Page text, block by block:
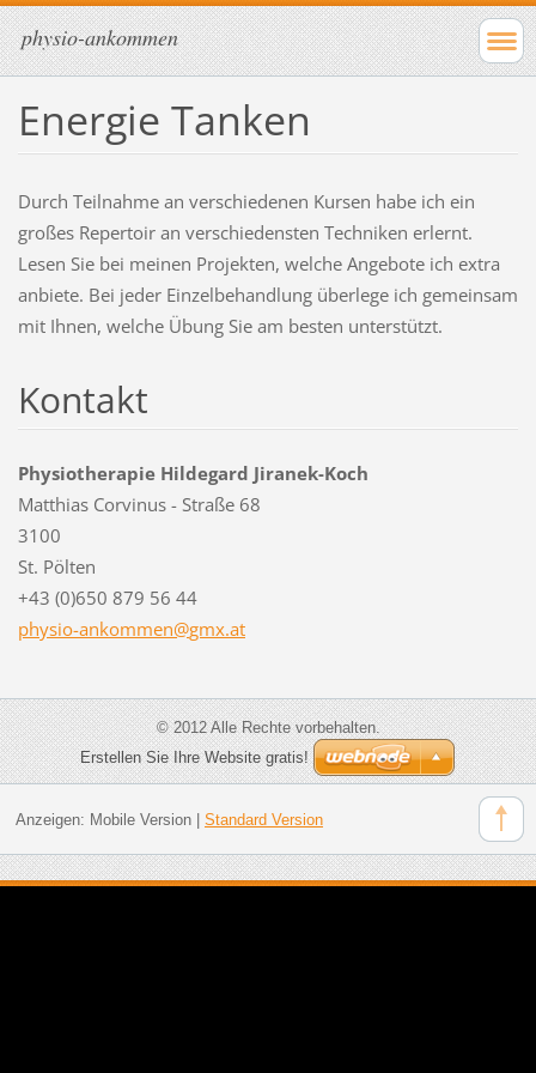
physio-ankommen
Energie Tanken
Durch Teilnahme an verschiedenen Kursen habe ich ein
großes Repertoir an verschiedensten Techniken erlernt.
Lesen Sie bei meinen Projekten, welche Angebote ich extra
anbiete. Bei jeder Einzelbehandlung überlege ich gemeinsam
mit Ihnen, welche Übung Sie am besten unterstützt.
Kontakt
Physiotherapie Hildegard Jiranek-Koch
Matthias Corvinus - Straße 68
3100
St. Pölten
+43 (0)650 879 56 44
physio-ankommen@gmx.at
© 2012 Alle Rechte vorbehalten.
Erstellen Sie Ihre Website gratis!
Anzeigen: Mobile Version| Standard Version